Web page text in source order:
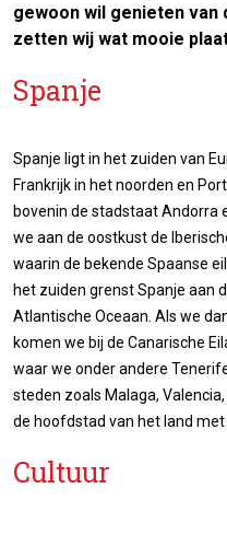
gewoon wil genieten van
zetten wij wat mooie
Spanje
Spanje ligt in het zuiden van
Frankrijk in het noorden en
bovenin de stadstaat Andorra
we aan de oostkust de
waarin de bekende Spaanse
het zuiden grenst Spanje aan
Atlantische Oceaan. Als we
komen we bij de Canarische
waar we onder andere
steden zoals Malaga,
de hoofdstad van het land
Cultuur